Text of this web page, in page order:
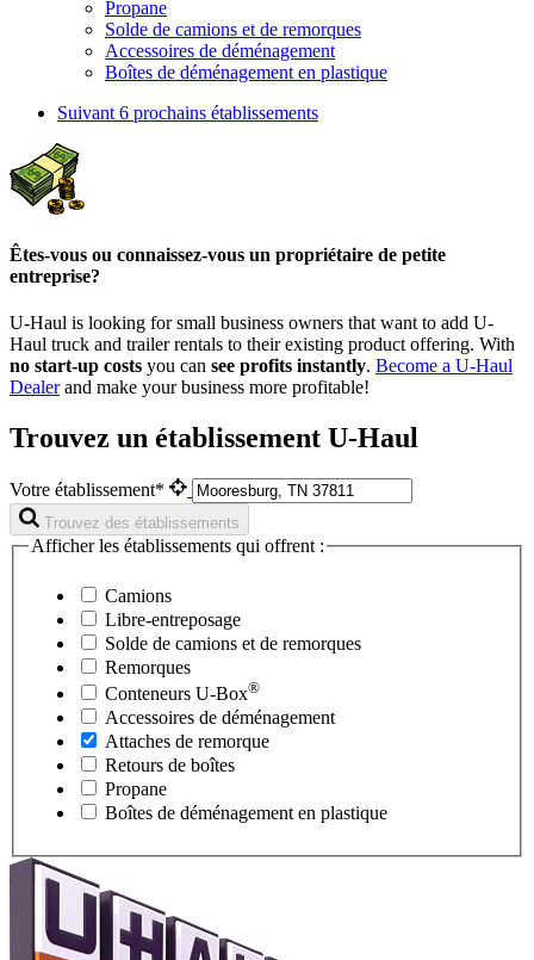
Propane
Solde de camions et de remorques
Accessoires de déménagement
Boîtes de déménagement en plastique
Suivant 6 prochains établissements
Êtes-vous ou connaissez-vous un propriétaire de petite
entreprise?
U-Haul is looking for small business owners that want to add U-
Haul truck and trailer rentals to their existing product offering. With
no start-up costs you can see profits instantly. Become a U-Haul
Dealerand make your business more profitable!
Trouvez un établissement U-Haul
Votre établissement*
Trouvez des établissements
Afficher les établissements qui offrent :
Camions
Libre-entreposage
Solde de camions et de remorques
Remorques
Conteneurs U-Box®
Accessoires de déménagement
Attaches de remorque
Retours de boîtes
Propane
Boîtes de déménagement en plastique